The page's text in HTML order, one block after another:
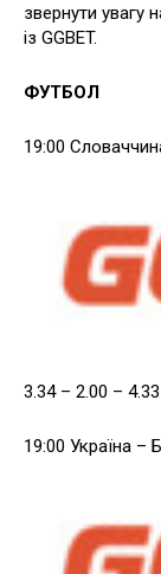
звернути увагу
із GGBET.
ФУТБОЛ
19:00
3.34 – 2.00 – 4.33
19:00 Україна –